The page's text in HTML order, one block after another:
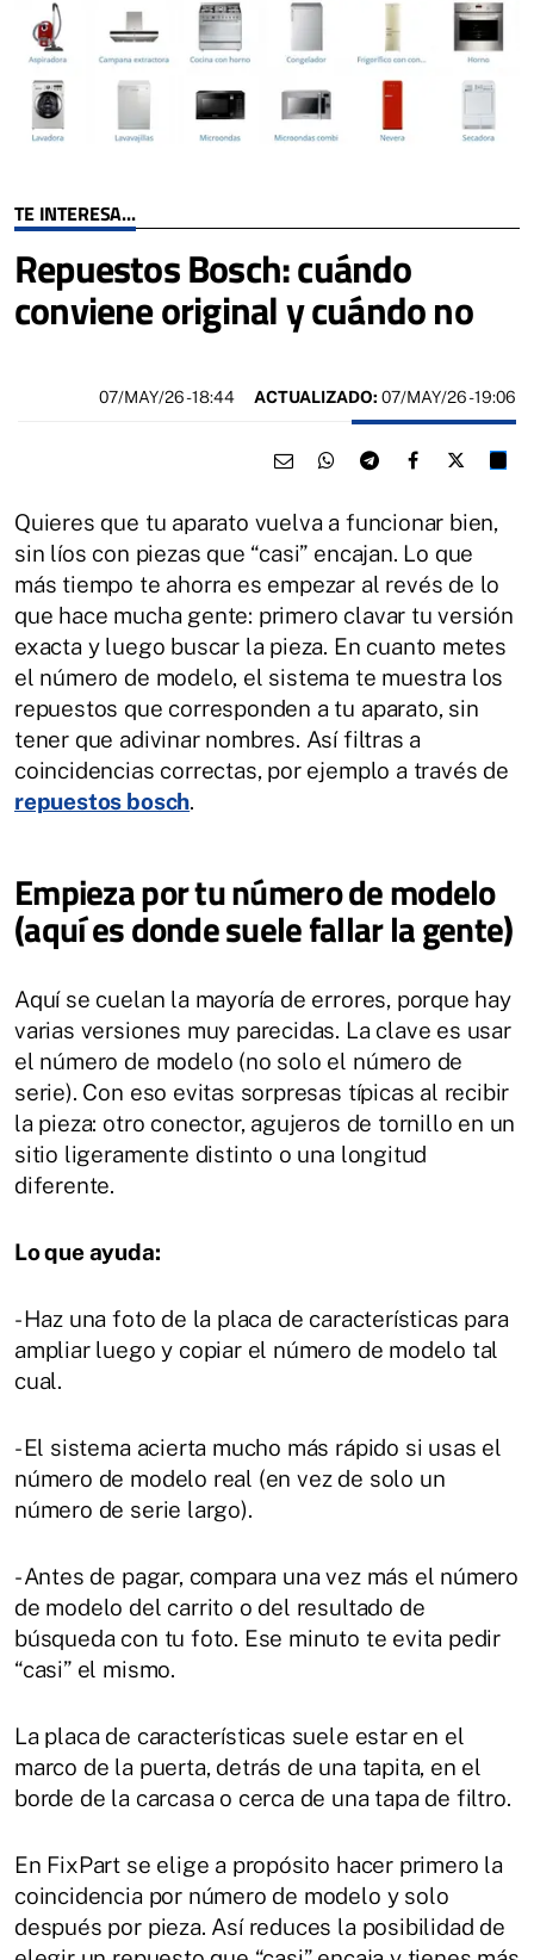
TE INTERESA...
Repuestos Bosch: cuándo
conviene original y cuándo no
07/MAY/26- 18:44 ACTUALIZADO: 07/MAY/26 - 19:06
Quieres que tu aparato vuelva a funcionar bien,
sin líos con piezas que “casi” encajan. Lo que
más tiempo te ahorra es empezar al revés de lo
que hace mucha gente: primero clavar tu versión
exacta y luego buscar la pieza. En cuanto metes
el número de modelo, el sistema te muestra los
repuestos que corresponden a tu aparato, sin
tener que adivinar nombres. Así filtras a
coincidencias correctas, por ejemplo a través de
repuestos bosch.
Empieza por tu número de modelo
(aquí es donde suele fallar la gente)
Aquí se cuelan la mayoría de errores, porque hay
varias versiones muy parecidas. La clave es usar
el número de modelo (no solo el número de
serie). Con eso evitas sorpresas típicas al recibir
la pieza: otro conector, agujeros de tornillo en un
sitio ligeramente distinto o una longitud
diferente.
Lo que ayuda:
- Haz una foto de la placa de características para
ampliar luego y copiar el número de modelo tal
cual.
- El sistema acierta mucho más rápido si usas el
número de modelo real (en vez de solo un
número de serie largo).
- Antes de pagar, compara una vez más el número
de modelo del carrito o del resultado de
búsqueda con tu foto. Ese minuto te evita pedir
“casi” el mismo.
La placa de características suele estar en el
marco de la puerta, detrás de una tapita, en el
borde de la carcasa o cerca de una tapa de filtro.
En FixPart se elige a propósito hacer primero la
coincidencia por número de modelo y solo
después por pieza. Así reduces la posibilidad de